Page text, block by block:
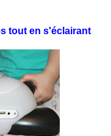
tout en s'éclairant